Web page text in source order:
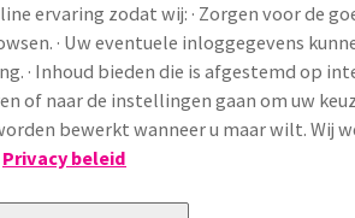
TECHNISCHE
een glad en natuurlijk oppervlak. Het matte
drukresultaten. Ideaal voor
enprofessionele betrouwbaarheid
ervaring zodat wij: · Zorgen voor de
· Uw eventuele inloggegevens
· Inhoud bieden die is afgestemd op
of naar de instellingen gaan om uw
bewerkt wanneer u maar wilt. Wij
Privacy beleid